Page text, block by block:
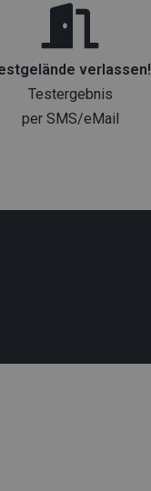
verlassen!
Testergebnis
per SMS/eMail